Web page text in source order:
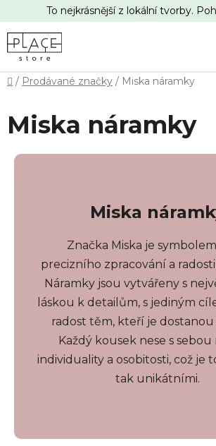
na
obsah
To nejkrásnější z lokální tvorby.
Domů
/ Prodávané značky / Miska náramky
Miska náramky
Miska
Značka Miska je
precizního zpracování a
Náramky jsou vytvářeny s
láskou k detailům, s jediným
radost těm, kteří je dostanou
Každý kousek nese s
individuality a osobitosti, což je
tak unikátními.